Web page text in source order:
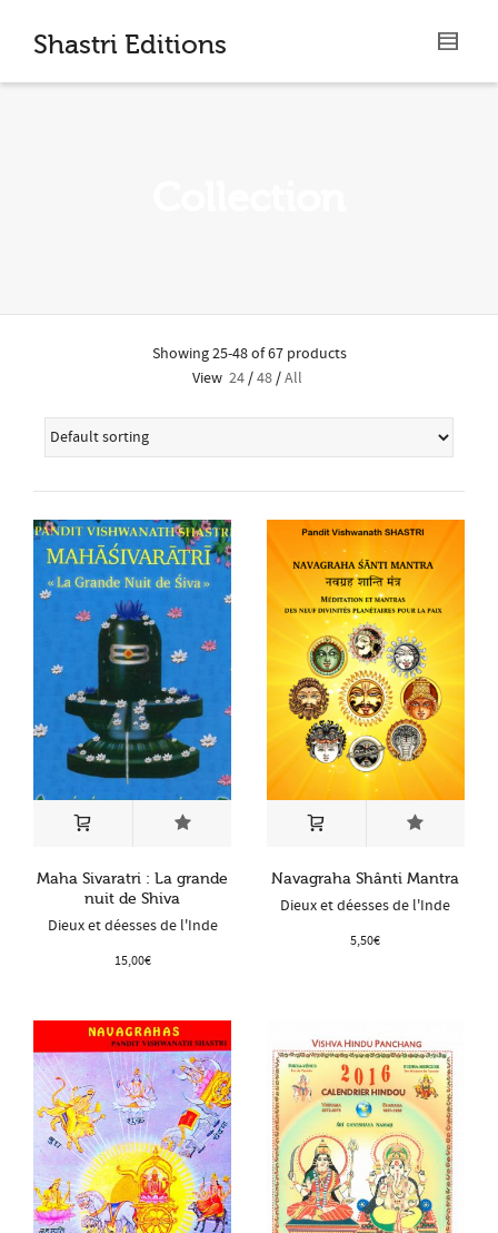
I'm looking for product
Show me thecolouritems.
Shastri Editions
Showing 25-48 of 67 products
View 24/48/All
Maha Sivaratri : La grande
nuit de Shiva
Dieux et déesses de l'Inde
15,00€
Navagraha Shânti Mantra
Dieux et déesses de l'Inde
5,50€